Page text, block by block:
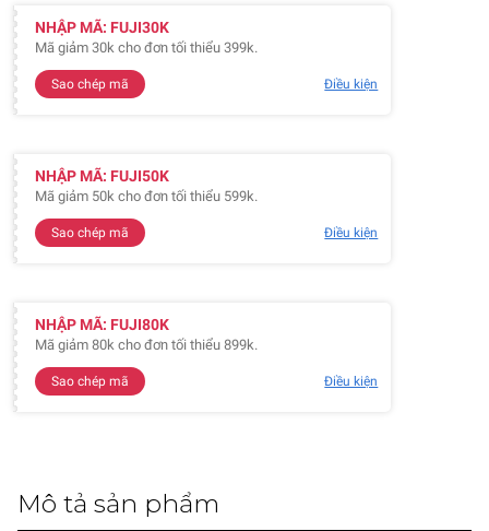
NHẬP MÃ: FUJI30K
Mã giảm 30k cho đơn tối thiểu 399k.
Sao chép mã Điều kiện
NHẬP MÃ: FUJI50K
Mã giảm 50k cho đơn tối thiểu 599k.
Sao chép mã Điều kiện
NHẬP MÃ: FUJI80K
Mã giảm 80k cho đơn tối thiểu 899k.
Sao chép mã Điều kiện
Mô tả sản phẩm